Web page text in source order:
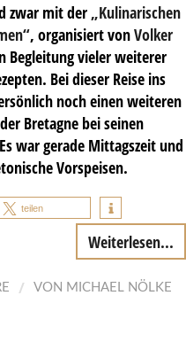
zwar mit der „Kulinarischen
“, organisiert vonVolker
Begleitung vieler weiterer
Bei dieser Reise ins
noch einen weiteren
Bretagne bei seinen
war gerade Mittagszeit und
Vorspeisen.
teilen
Weiterlesen...
/ VON MICHAEL NÖLKE